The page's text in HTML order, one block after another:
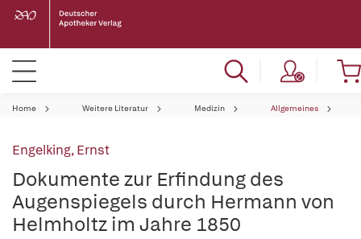
Home Weitere Literatur Medizin Allgemeines
Engelking, Ernst
Dokumente zur Erfindung des
Augenspiegels durch Hermann von
Helmholtz im Jahre 1850